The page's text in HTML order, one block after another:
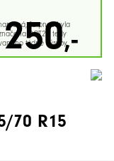
že pneu byla
DOT23 tedy
týdne výroby.
250,-
70 R15